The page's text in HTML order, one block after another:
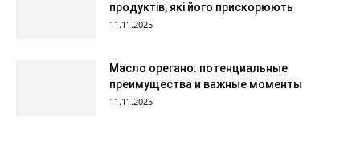
продуктів, які його прискорюють
11.11.2025
Масло орегано: потенциальные
преимущества и важные моменты
11.11.2025